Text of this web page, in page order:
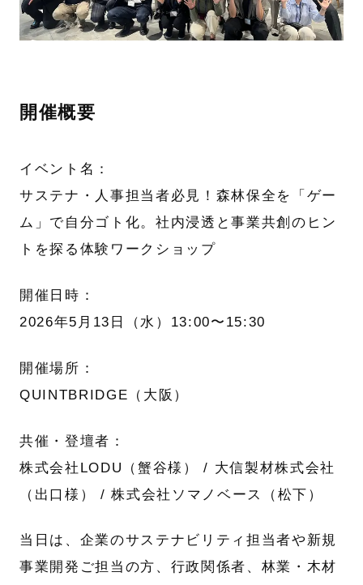
開催概要
イベント名：
サステナ・人事担当者必見！森林保全を「ゲー
ム」で自分ゴト化。社内浸透と事業共創のヒン
トを探る体験ワークショップ
開催日時：
2026年5月13日（水）13:00〜15:30
開催場所：
QUINTBRIDGE（大阪）
共催・登壇者：
株式会社LODU（蟹谷様） / 大信製材株式会社
（出口様） / 株式会社ソマノベース（松下）
当日は、企業のサステナビリティ担当者や新規
事業開発ご担当の方、行政関係者、林業・木材